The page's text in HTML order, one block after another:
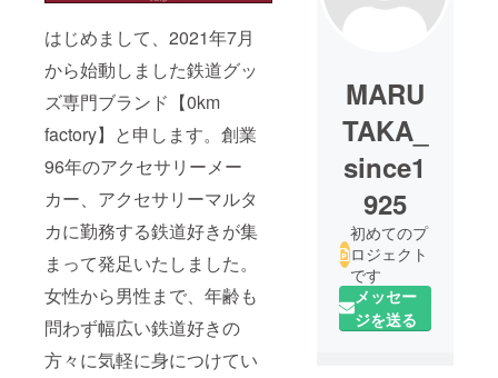
はじめまして、2021年7月
から始動しました鉄道グッ
ズ専門ブランド【0km
factory】と申します。創業
96年のアクセサリーメー
カー、アクセサリーマルタ
カに勤務する鉄道好きが集
まって発足いたしました。
女性から男性まで、年齢も
問わず幅広い鉄道好きの
方々に気軽に身につけてい
MARU
TAKA_
since1
925
初めてのプ
ロジェクト
です
メッセー
ジを送る